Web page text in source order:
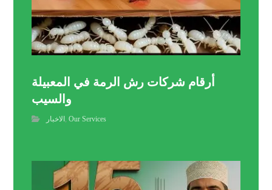
أرقام شركات رش الرمة في المعبيلة
والسيب
الاخبار ,Our Services